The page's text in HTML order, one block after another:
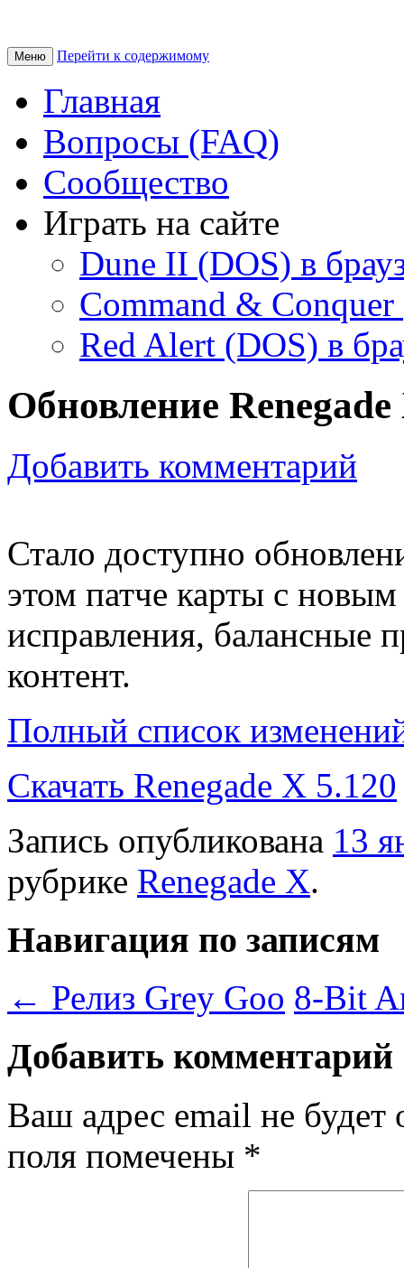
Меню Перейти к содержимому
Главная
Вопросы (FAQ)
Сообщество
Играть на сайте
Dune II (DOS) в
Command & Conquer
Red Alert (DOS) в
Обновление Renegade
Добавить комментарий
Стало доступно
этом патче карты с
исправления, балансные
контент.
Полный список
Скачать Renegade X 5.120
Запись опубликована 13
рубрике Renegade X.
Навигация по записям
← Релиз Grey Goo 8-Bit
Добавить комментарий
Ваш адрес email не будет
поля помечены *